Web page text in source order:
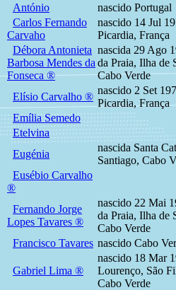
António
nascido Portugal
Carlos Fernando
Carvaho
nascido 14 Jul
Picardia, França
Débora Antonieta
Barbosa Mendes da
Fonseca ®
nascida 29 Ago
da Praia, Ilha de
Cabo Verde
Elísio Carvalho ®
nascido 2 Set
Picardia, França
Emília Semedo
Etelvina
Eugénia
nascida Santa
Santiago, Cabo
Eusébio Carvalho
®
Fernando Jorge
Lopes Tavares ®
nascido 22 Mai
da Praia, Ilha de
Cabo Verde
Francisco Tavares nascido Cabo
Gabriel Lima ®
nascido 18 Mar
Lourenço, São
Cabo Verde